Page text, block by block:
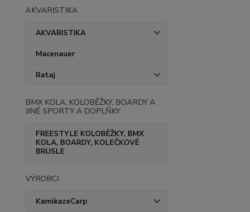
AKVARISTIKA
AKVARISTIKA
Macenauer
Rataj
BMX KOLA, KOLOBĚŽKY, BOARDY A
JINÉ SPORTY A DOPLŇKY
FREESTYLE KOLOBĚŽKY, BMX
KOLA, BOARDY, KOLEČKOVÉ
BRUSLE
VÝROBCI
KamikazeCarp